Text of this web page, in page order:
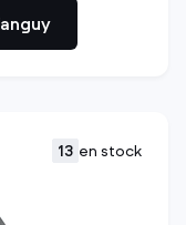
13 en stock